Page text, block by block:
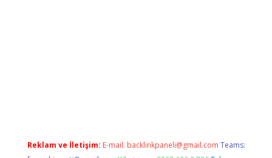
Reklam ve İletişim: E-mail: backlinkpaneli@gmail.com Teams: